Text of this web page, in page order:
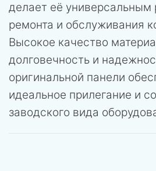
делает её
ремонта и обслуживания
Высокое качество
долговечность и
оригинальной панели
идеальное прилегание и
заводского вида